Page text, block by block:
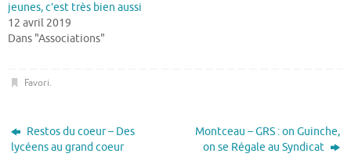
jeunes, c’est très bien aussi
12 avril 2019
Dans "Associations"
Favori.
Restos du coeur – Des
lycéens au grand coeur
Montceau – GRS : on Guinche,
on se Régale au Syndicat